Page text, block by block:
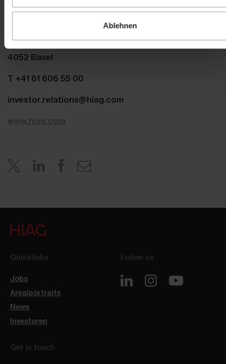
Ablehnen
HIAG Immobilien Holding AG
4052 Basel
T +41 61 606 55 00
investor.relations@hiag.com
www.hiag.com
Quicklinks
Jobs
Arealportraits
News
Investoren
Follow us
Get in touch